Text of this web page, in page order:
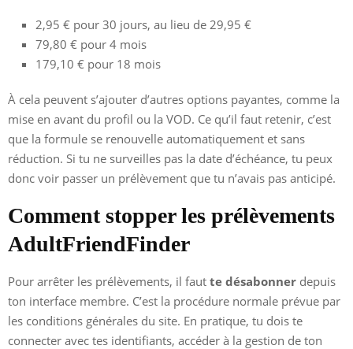
2,95 € pour 30 jours, au lieu de 29,95 €
79,80 € pour 4 mois
179,10 € pour 18 mois
À cela peuvent s’ajouter d’autres options payantes, comme la
mise en avant du profil ou la VOD. Ce qu’il faut retenir, c’est
que la formule se renouvelle automatiquement et sans
réduction. Si tu ne surveilles pas la date d’échéance, tu peux
donc voir passer un prélèvement que tu n’avais pas anticipé.
Comment stopper les prélèvements
AdultFriendFinder
Pour arrêter les prélèvements, il faut te désabonner depuis
ton interface membre. C’est la procédure normale prévue par
les conditions générales du site. En pratique, tu dois te
connecter avec tes identifiants, accéder à la gestion de ton